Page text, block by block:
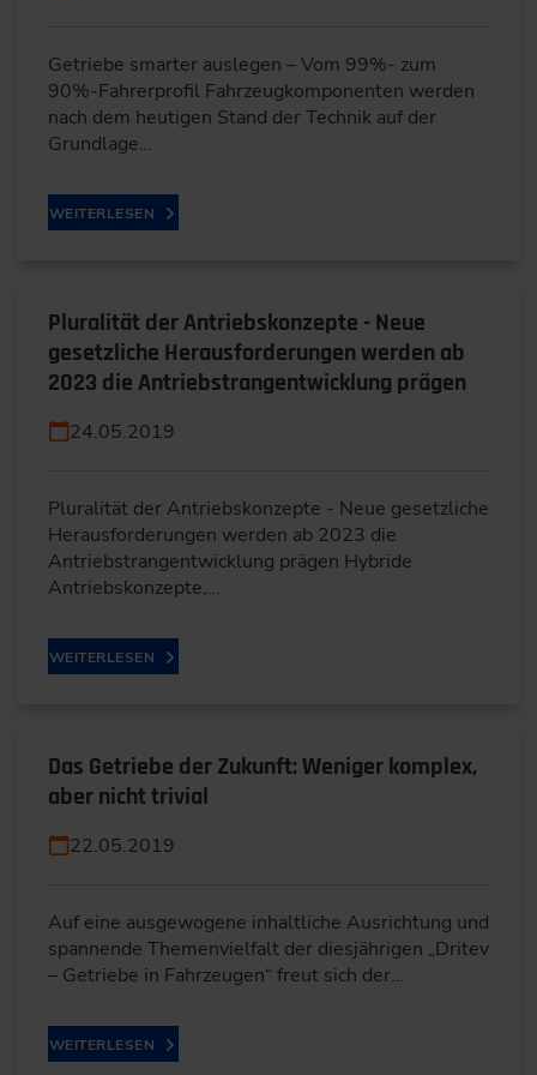
Getriebe smarter auslegen – Vom 99%- zum
90%-Fahrerprofil Fahrzeugkomponenten werden
nach dem heutigen Stand der Technik auf der
Grundlage…
WEITERLESEN
Pluralität der Antriebskonzepte - Neue
gesetzliche Herausforderungen werden ab
2023 die Antriebstrangentwicklung prägen
24.05.2019
Pluralität der Antriebskonzepte - Neue gesetzliche
Herausforderungen werden ab 2023 die
Antriebstrangentwicklung prägen Hybride
Antriebskonzepte,…
WEITERLESEN
Das Getriebe der Zukunft: Weniger komplex,
aber nicht trivial
22.05.2019
Auf eine ausgewogene inhaltliche Ausrichtung und
spannende Themenvielfalt der diesjährigen „Dritev
– Getriebe in Fahrzeugen“ freut sich der…
WEITERLESEN